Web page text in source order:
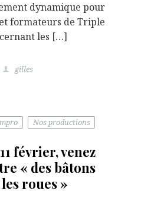
dynamique pour
formateurs de Triple
les […]
gilles
Nos productions
février, venez
« des bâtons
roues »